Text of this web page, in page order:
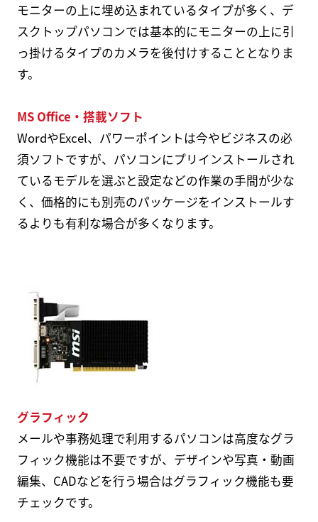
モニターの上に埋め込まれているタイプが多く、デ
スクトップパソコンでは基本的にモニターの上に引
っ掛けるタイプのカメラを後付けすることとなりま
す。
MS Office・搭載ソフト
WordやExcel、パワーポイントは今やビジネスの必
須ソフトですが、パソコンにプリインストールされ
ているモデルを選ぶと設定などの作業の手間が少な
く、価格的にも別売のパッケージをインストールす
るよりも有利な場合が多くなります。
グラフィック
メールや事務処理で利用するパソコンは高度なグラ
フィック機能は不要ですが、デザインや写真・動画
編集、CADなどを行う場合はグラフィック機能も要
チェックです。